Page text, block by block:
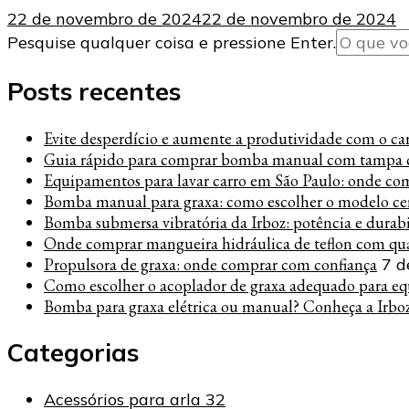
22 de novembro de 202422 de novembro de 2024
Procurando
Pesquise qualquer coisa e pressione Enter.
Posts recentes
Evite desperdício e aumente a produtividade com o
Guia rápido para comprar bomba manual com tampa
Equipamentos para lavar carro em São Paulo: onde
Bomba manual para graxa: como escolher o modelo
Bomba submersa vibratória da Irboz: potência e
Onde comprar mangueira hidráulica de teflon com
Propulsora de graxa: onde comprar com confiança 7
Como escolher o acoplador de graxa adequado para
Bomba para graxa elétrica ou manual? Conheça a
Categorias
Acessórios para arla 32